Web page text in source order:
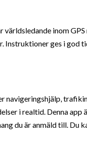
världsledande inom
Instruktioner ges i god
navigeringshjälp,
i realtid. Denna
du är anmäld till. Du